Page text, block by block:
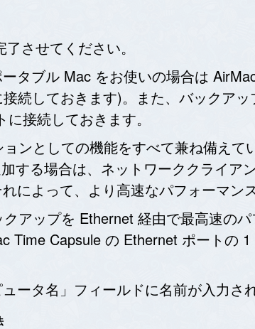
了させてください。
タブル Mac をお使いの場合は
続しておきます)。また、バックア
接続しておきます。
ンとしての機能をすべて兼ね備えて
する場合は、ネットワーククライア
によって、より高速なパフォーマン
アップを Ethernet 経由で最高速の
Time Capsule の Ethernet ポートの
ータ名」フィールドに名前が入力さ